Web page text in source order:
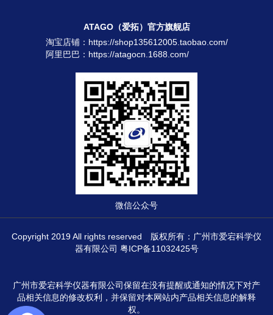
ATAGO（爱拓）官方旗舰店
淘宝店铺： https://shop135612005.taobao.com/
阿里巴巴： https://atagocn.1688.com/
微信公众号
Copyright 2019 All rights reserved 版权所有：广州市爱宕科学仪
器有限公司 粤ICP备11032425号
广州市爱宕科学仪器有限公司保留在没有提醒或通知的情况下对产
品相关信息的修改权利，并保留对本网站内产品相关信息的解释
权。